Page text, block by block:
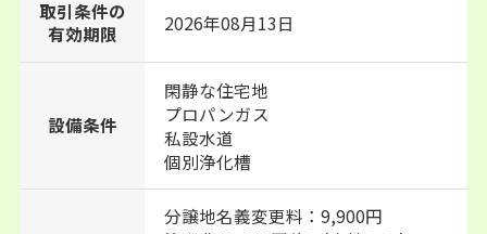
取引条件の
有効期限
2026年08月13日
設備条件
閑静な住宅地
プロパンガス
私設水道
個別浄化槽
分譲地名義変更料：9,900円